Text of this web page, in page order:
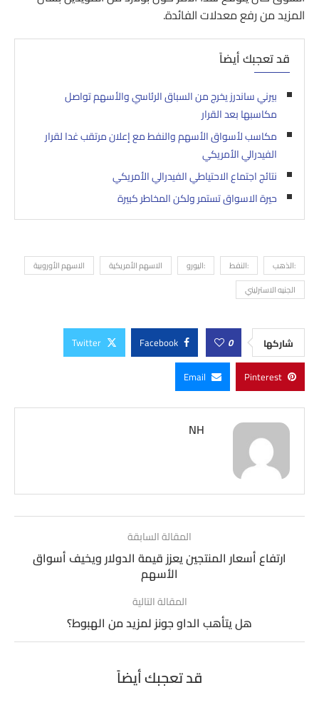
المزيد من رفع معدلات الفائدة.
قد تعجبك أيضاً
بيرني ساندرز يخرج من السباق الرئاسي والأسهم تواصل
مكاسبها بعد القرار
مكاسب لأسواق الأسهم والنفط مع إعلان مرتقب غدا لقرار
الفيدرالي الأمريكي
نتائج اجتماع الاحتياطي الفيدرالي الأمريكي
حيرة الاسواق تستمر ولكن المخاطر كبيرة
:الذهب :النفط :اليورو الاسهم الأمريكية
الاسهم الأوروبية
الجنيه الاسترليني
شاركها 0
Facebook
Twitter
Pinterest
Email
NH
المقالة السابقة
ارتفاع أسعار المنتجين يعزز قيمة الدولار ويخيف أسواق
الأسهم
المقالة التالية
هل يتأهب الداو جونز لمزيد من الهبوط؟
قد تعجبك أيضاً